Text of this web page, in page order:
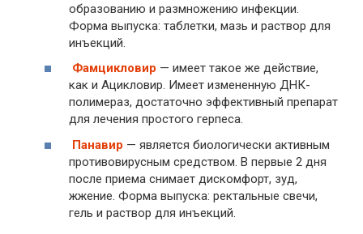
образованию и размножению инфекции.
Форма выпуска: таблетки, мазь и раствор для
инъекций.
Фамцикловир — имеет такое же действие,
как и Ацикловир. Имеет измененную ДНК-
полимераз, достаточно эффективный препарат
для лечения простого герпеса.
Панавир — является биологически активным
противовирусным средством. В первые 2 дня
после приема снимает дискомфорт, зуд,
жжение. Форма выпуска: ректальные свечи,
гель и раствор для инъекций.